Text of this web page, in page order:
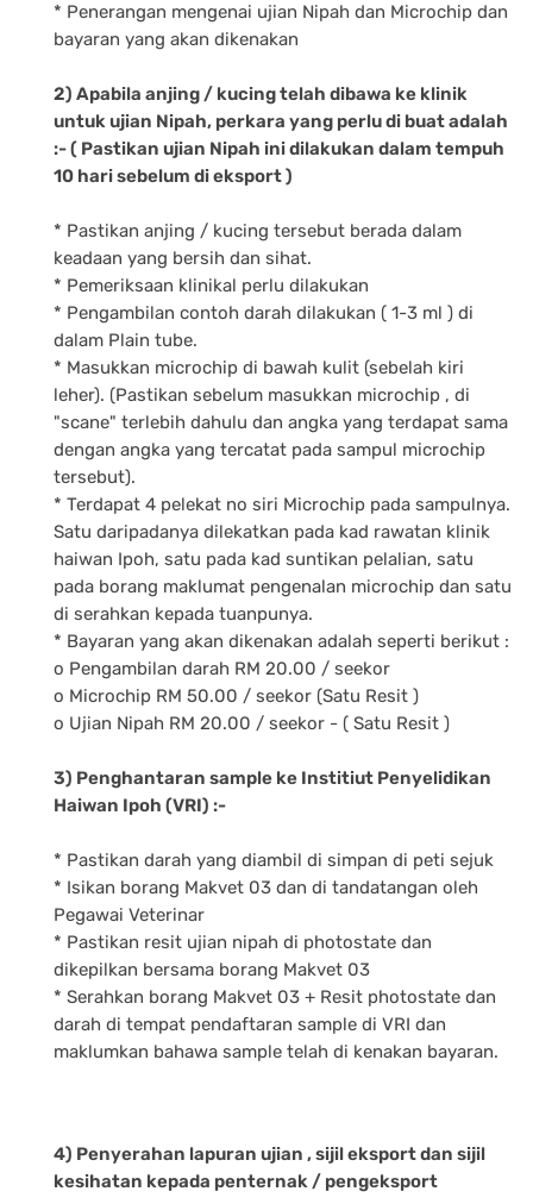
* Penerangan mengenai ujian Nipah dan Microchip dan
bayaran yang akan dikenakan
2) Apabila anjing / kucing telah dibawa ke klinik
untuk ujian Nipah, perkara yang perlu di buat adalah
:- ( Pastikan ujian Nipah ini dilakukan dalam tempuh
10 hari sebelum di eksport )
* Pastikan anjing / kucing tersebut berada dalam
keadaan yang bersih dan sihat.
* Pemeriksaan klinikal perlu dilakukan
* Pengambilan contoh darah dilakukan ( 1-3 ml ) di
dalam Plain tube.
* Masukkan microchip di bawah kulit (sebelah kiri
leher). (Pastikan sebelum masukkan microchip , di
"scane" terlebih dahulu dan angka yang terdapat sama
dengan angka yang tercatat pada sampul microchip
tersebut).
* Terdapat 4 pelekat no siri Microchip pada sampulnya.
Satu daripadanya dilekatkan pada kad rawatan klinik
haiwan Ipoh, satu pada kad suntikan pelalian, satu
pada borang maklumat pengenalan microchip dan satu
di serahkan kepada tuanpunya.
* Bayaran yang akan dikenakan adalah seperti berikut :
o Pengambilan darah RM 20.00 / seekor
o Microchip RM 50.00 / seekor (Satu Resit )
o Ujian Nipah RM 20.00 / seekor - ( Satu Resit )
3) Penghantaran sample ke Institiut Penyelidikan
Haiwan Ipoh (VRI) :-
* Pastikan darah yang diambil di simpan di peti sejuk
* Isikan borang Makvet 03 dan di tandatangan oleh
Pegawai Veterinar
* Pastikan resit ujian nipah di photostate dan
dikepilkan bersama borang Makvet 03
* Serahkan borang Makvet 03 + Resit photostate dan
darah di tempat pendaftaran sample di VRI dan
maklumkan bahawa sample telah di kenakan bayaran.
4) Penyerahan lapuran ujian , sijil eksport dan sijil
kesihatan kepada penternak / pengeksport